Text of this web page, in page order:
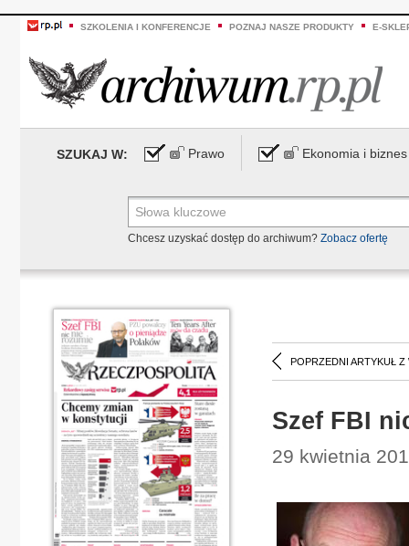
SZKOLENIA I KONFERENCJE POZNAJ NASZE PRODUKTY E-
SZUKAJ W: Prawo Ekonomia i biznes
Chcesz uzyskać dostęp do archiwum? Zobacz ofertę
POPRZEDNI ARTYKUŁ Z
Szef FBI
29 kwietnia